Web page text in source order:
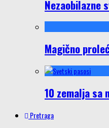
Nezaobilazne
Magično
10 zemalja sa
Pretraga